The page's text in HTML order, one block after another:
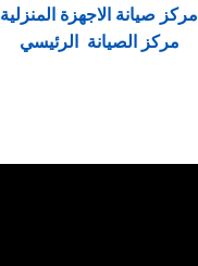
مركز صيانة الاجهزة المنزلية
مركز الصيانة الرئيسي